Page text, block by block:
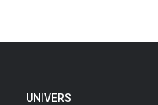
UNIVERS